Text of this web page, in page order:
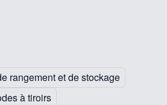
rangement et de stockage
à tiroirs